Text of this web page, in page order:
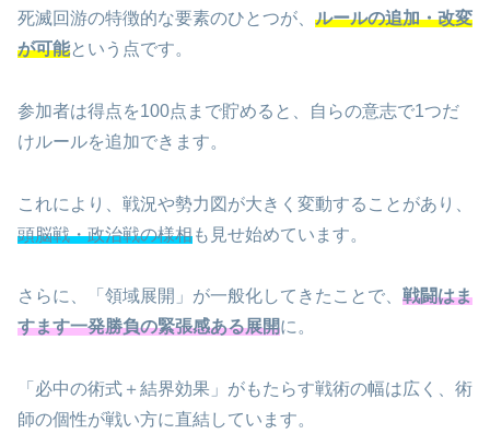
死滅回游の特徴的な要素のひとつが、 ルールの追加・改変
が可能という点です。
参加者は得点を100点まで貯めると、自らの意志で1つだ
けルールを追加できます。
これにより、戦況や勢力図が大きく変動することがあり、
頭脳戦・政治戦の様相も見せ始めています。
さらに、「領域展開」が一般化してきたことで、 戦闘はま
すます一発勝負の緊張感ある展開に。
「必中の術式＋結界効果」がもたらす戦術の幅は広く、術
師の個性が戦い方に直結しています。